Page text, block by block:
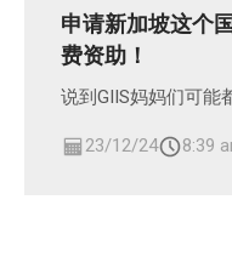
申请新加坡这个
费资助！
说到GIIS妈妈们可能
23/12/24 8:39